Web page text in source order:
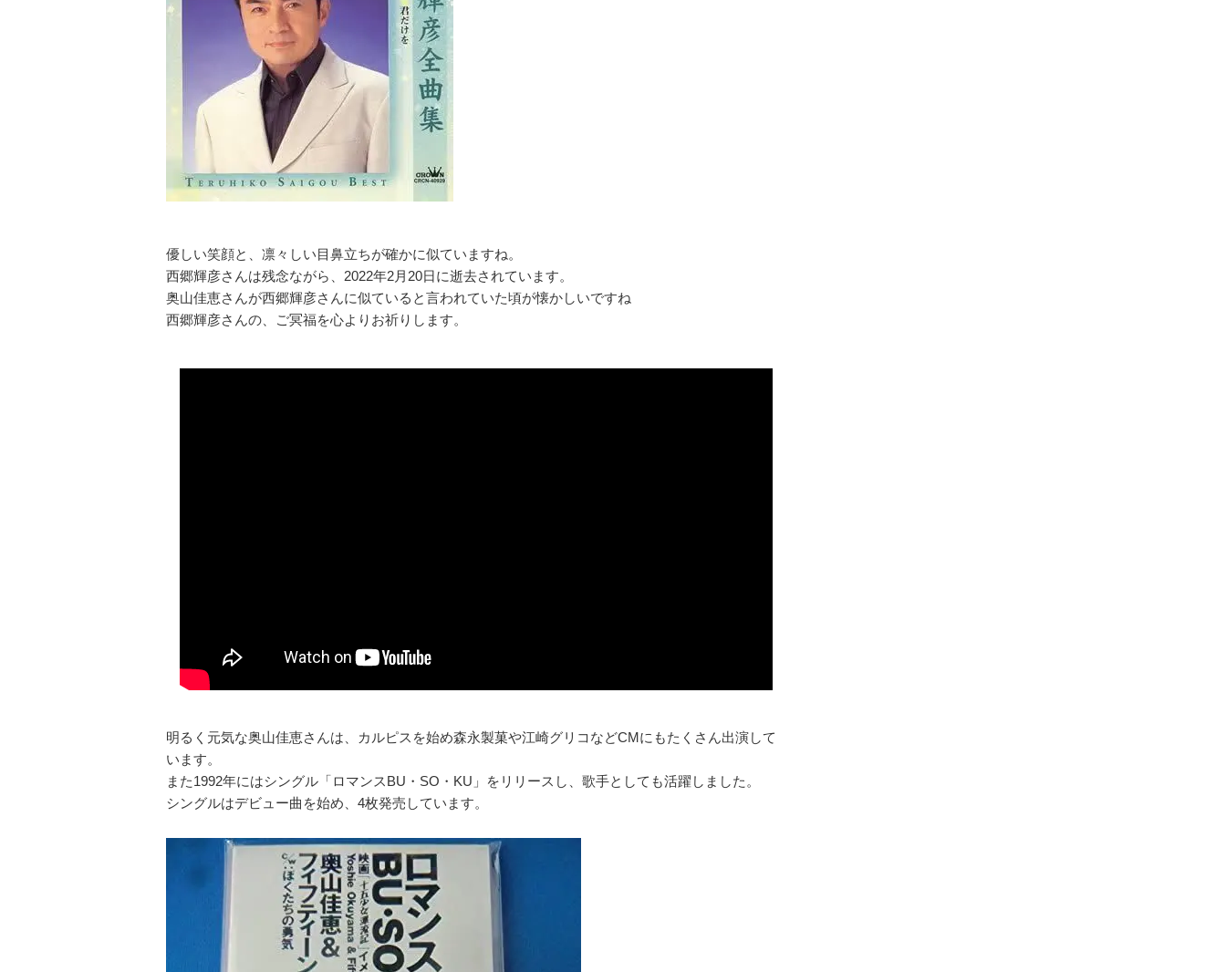
優しい笑顔と、凛々しい目鼻立ちが確かに似ていますね。
西郷輝彦さんは残念ながら、2022年2月20日に逝去されています。
奥山佳恵さんが西郷輝彦さんに似ていると言われていた頃が懐かしいですね
西郷輝彦さんの、ご冥福を心よりお祈りします。
明るく元気な奥山佳恵さんは、カルピスを始め森永製菓や江崎グリコなどCMにもたくさん出演して
います。
また1992年にはシングル「ロマンスBU・SO・KU」をリリースし、歌手としても活躍しました。
シングルはデビュー曲を始め、4枚発売しています。